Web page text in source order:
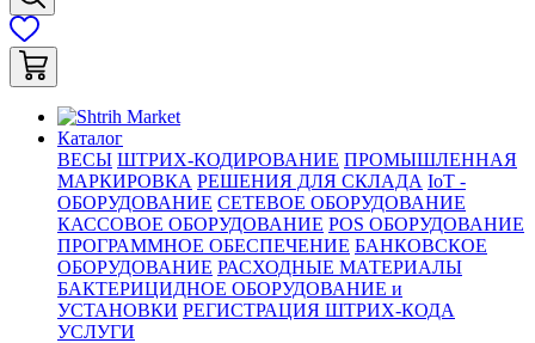
Каталог
ВЕСЫ ШТРИХ-КОДИРОВАНИЕ ПРОМЫШЛЕННАЯ
МАРКИРОВКА РЕШЕНИЯ ДЛЯ СКЛАДА IoT -
ОБОРУДОВАНИЕ СЕТЕВОЕ ОБОРУДОВАНИЕ
КАССОВОЕ ОБОРУДОВАНИЕ POS ОБОРУДОВАНИЕ
ПРОГРАММНОЕ ОБЕСПЕЧЕНИЕ БАНКОВСКОЕ
ОБОРУДОВАНИЕ РАСХОДНЫЕ МАТЕРИАЛЫ
БАКТЕРИЦИДНОЕ ОБОРУДОВАНИЕ и
УСТАНОВКИ РЕГИСТРАЦИЯ ШТРИХ-КОДА
УСЛУГИ